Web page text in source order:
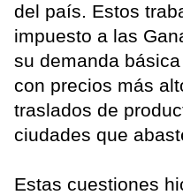
del país. Estos
impuesto a las
su demanda
con precios más
traslados de
ciudades que
Estas cuestiones